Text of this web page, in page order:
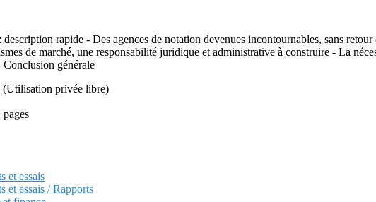
rapide - Des agences de notation devenues incontournables, sans
de marché, une responsabilité juridique et administrative à construire - La
générale
(Utilisation privée libre)
et essais
et essais / Rapports